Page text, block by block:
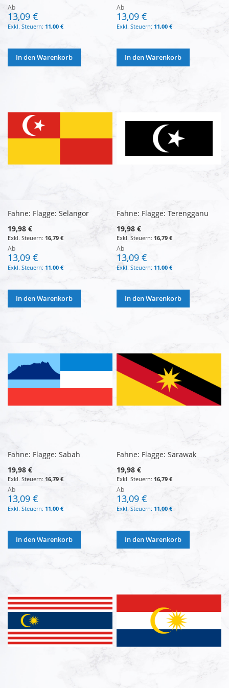
Ab
13,09 €
11,00 €
In den Warenkorb
Ab
13,09 €
11,00 €
In den Warenkorb
Fahne: Flagge: Selangor
19,98 €
16,79 €
Ab
13,09 €
11,00 €
In den Warenkorb
Fahne: Flagge: Terengganu
19,98 €
16,79 €
Ab
13,09 €
11,00 €
In den Warenkorb
Fahne: Flagge: Sabah
19,98 €
16,79 €
Ab
13,09 €
11,00 €
In den Warenkorb
Fahne: Flagge: Sarawak
19,98 €
16,79 €
Ab
13,09 €
11,00 €
In den Warenkorb